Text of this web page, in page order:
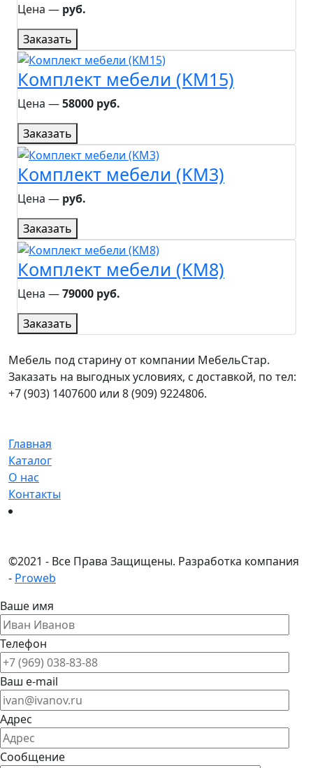
Цена ― руб.
Заказать
Комплект мебели (KM15)
Цена ―58000 руб.
Заказать
Комплект мебели (KM3)
Цена ― руб.
Заказать
Комплект мебели (KM8)
Цена ―79000 руб.
Заказать
Мебель под старину от компании МебельСтар.
Заказать на выгодных условиях, с доставкой, по тел:
+7 (903) 1407600 или 8 (909) 9224806.
Главная
Каталог
О нас
Контакты
©2021 - Все Права Защищены. Разработка компания
- Proweb
Ваше имя
Телефон
Ваш e-mail
Адрес
Сообщение